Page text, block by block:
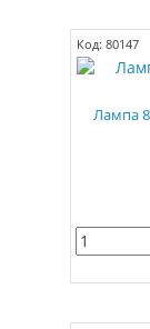
Код: 80147
Лампа